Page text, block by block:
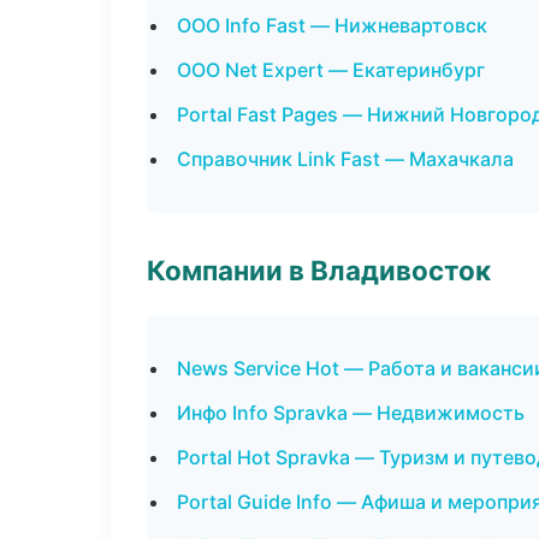
ООО Info Fast — Нижневартовск
ООО Net Expert — Екатеринбург
Portal Fast Pages — Нижний
Справочник Link Fast — Махачкала
Компании в Владивосток
News Service Hot — Работа и
Инфо Info Spravka — Недвижимость
Portal Hot Spravka — Туризм и
Portal Guide Info — Афиша и